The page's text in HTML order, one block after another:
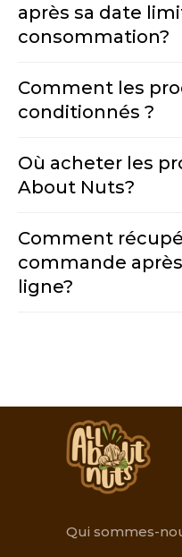
après sa date
consommation?
Comment les
conditionnés ?
Où acheter les
About Nuts?
Comment
commande
ligne?
Qui sommes-